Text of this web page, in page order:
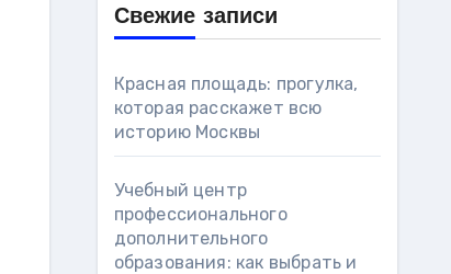
Свежие записи
Красная площадь: прогулка,
которая расскажет всю
историю Москвы
Учебный центр
профессионального
дополнительного
образования: как выбрать и